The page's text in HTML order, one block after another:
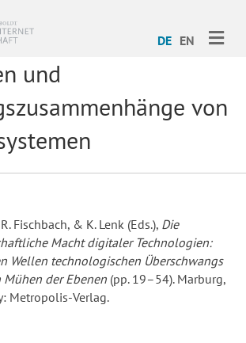
DE EN
und
von
Fischbach, & K. Lenk (Eds.), Die
Macht digitaler Technologien:
Wellen technologischen Überschwangs
Mühen der Ebenen (pp. 19–54). Marburg,
Metropolis-Verlag.